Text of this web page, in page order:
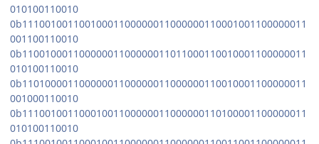
010100110010
0b11100100110010001100000011000000110001001100000011
001100110010
0b11001000110000001100000011011000110010001100000011
010100110010
0b11010000110000001100000011000000110010001100000011
001000110010
0b11100100110001001100000011000000110100001100000011
010100110010